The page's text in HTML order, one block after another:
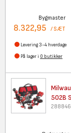
Bygmaster
8.322,95 / SÆT
Levering 3-4 hverdage
På lager i 0 butikker
502B
288846